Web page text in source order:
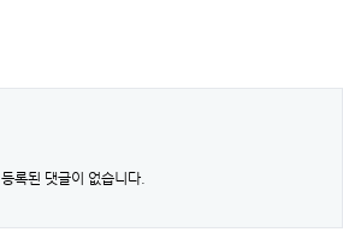
등록된 댓글이 없습니다.